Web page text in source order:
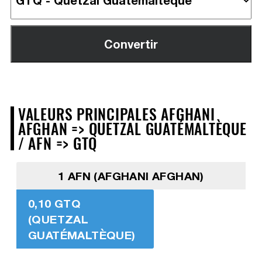
VALEURS PRINCIPALES AFGHANI
AFGHAN => QUETZAL GUATÉMALTÈQUE
/ AFN => GTQ
1 AFN (AFGHANI AFGHAN)
0,10 GTQ
(QUETZAL
GUATÉMALTÈQUE)